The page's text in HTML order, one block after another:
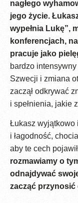
nagłego
jego życie.
wypełnia Lukę”,
konferencjach,
pracuje jako
bardzo
Szwecji i zmiana
zaczął odkrywać
i spełnienia, jakie
Łukasz wyjątkowo
i łagodność,
aby te cech
rozmawiamy o
odnajdywać
zacząć przynosić